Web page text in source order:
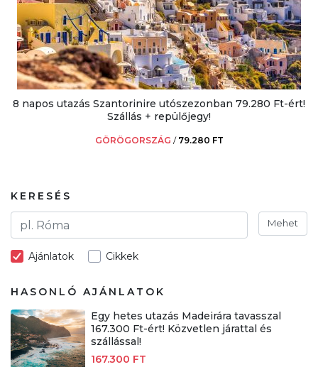
8 napos utazás Szantorinire utószezonban 79.280 Ft-ért!
Szállás + repülőjegy!
GÖRÖGORSZÁG / 79.280 FT
KERESÉS
Mehet
Ajánlatok Cikkek
HASONLÓ AJÁNLATOK
Egy hetes utazás Madeirára tavasszal
167.300 Ft-ért! Közvetlen járattal és
szállással!
167.300 FT